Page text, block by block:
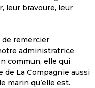
leur bravoure, leur
de remercier
administratrice
commun, elle qui
La Compagnie aussi
marin qu’elle est.